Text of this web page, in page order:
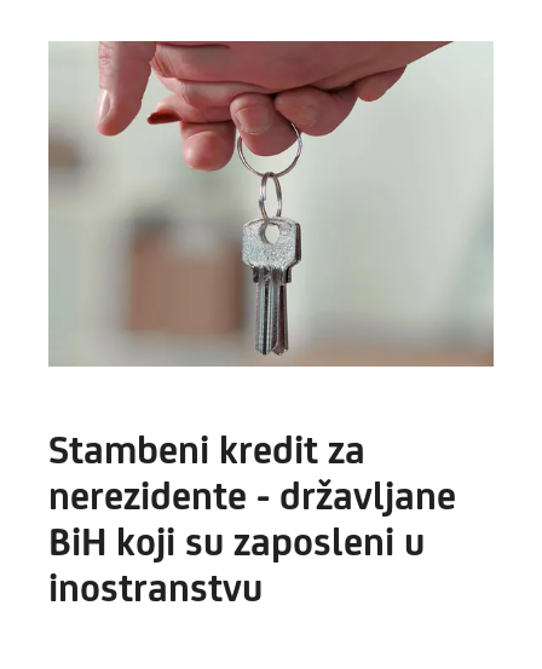
Stambeni kredit za
nerezidente - državljane
BiH koji su zaposleni u
inostranstvu